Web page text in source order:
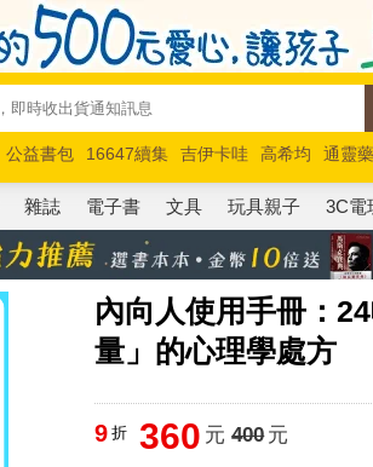
公益書包 16647續集 吉伊卡哇 高希均
通靈
馬斯克 玩具總動員5 超慢跑
雜誌 電子書 文具 玩具親子 3C電
內向人使用手冊：
量」的心理學處方
9 折 360 元 400元